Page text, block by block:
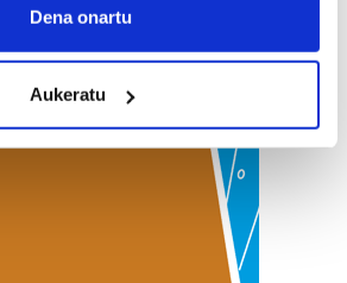
about your geographical
device by actively scanning it for
(fingerprinting)
how your personal data is processed
in the
details section
zure datu pertsonalak
zure IP zenbakia, besteak beste,
Dena onartu
Aukeratu